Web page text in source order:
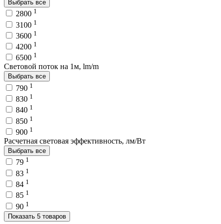
Выбрать все
2800 1
3100 1
3600 1
4200 1
6500 1
Световой поток на 1м, lm/m
Выбрать все
790 1
830 1
840 1
850 1
900 1
Расчетная световая эффективность, лм/Вт
Выбрать все
79 1
83 1
84 1
85 1
90 1
Показать 5 товаров